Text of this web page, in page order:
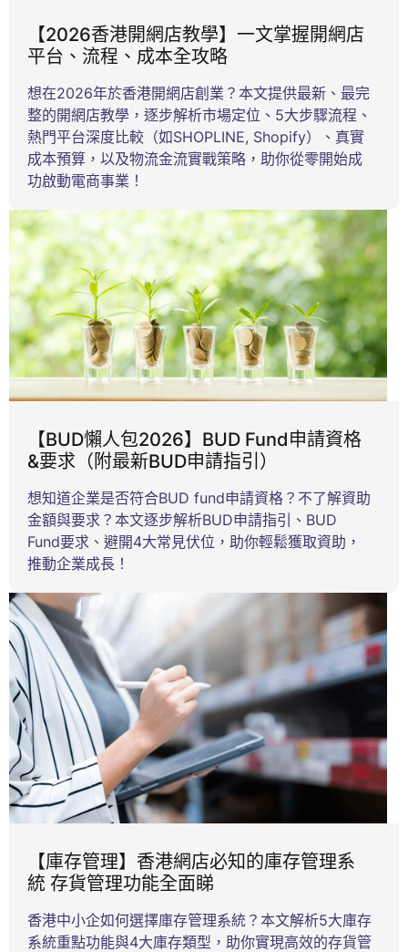
【2026香港開網店教學】一文掌握開網店
平台、流程、成本全攻略
想在2026年於香港開網店創業？本文提供最新、最完
整的開網店教學，逐步解析市場定位、5大步驟流程、
熱門平台深度比較（如SHOPLINE, Shopify）、真實
成本預算，以及物流金流實戰策略，助你從零開始成
功啟動電商事業！
【BUD懶人包2026】BUD Fund申請資格
&要求（附最新BUD申請指引）
想知道企業是否符合BUD fund申請資格？不了解資助
金額與要求？本文逐步解析BUD申請指引、BUD
Fund要求、避開4大常見伏位，助你輕鬆獲取資助，
推動企業成長！
【庫存管理】香港網店必知的庫存管理系
統 存貨管理功能全面睇
香港中小企如何選擇庫存管理系統？本文解析5大庫存
系統重點功能與4大庫存類型，助你實現高效的存貨管